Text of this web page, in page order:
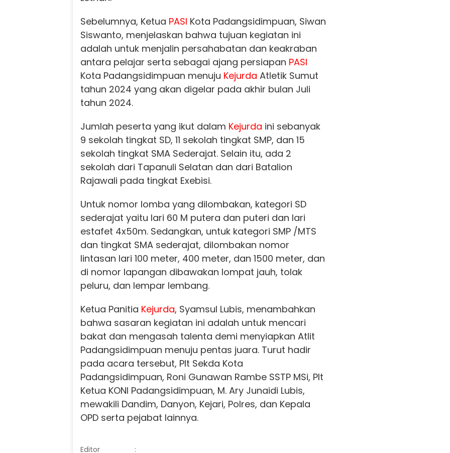
Sebelumnya, Ketua PASI Kota Padangsidimpuan, Siwan
Siswanto, menjelaskan bahwa tujuan kegiatan ini
adalah untuk menjalin persahabatan dan keakraban
antara pelajar serta sebagai ajang persiapan PASI
Kota Padangsidimpuan menuju Kejurda Atletik Sumut
tahun 2024 yang akan digelar pada akhir bulan Juli
tahun 2024.
Jumlah peserta yang ikut dalam Kejurda ini sebanyak
9 sekolah tingkat SD, 11 sekolah tingkat SMP, dan 15
sekolah tingkat SMA Sederajat. Selain itu, ada 2
sekolah dari Tapanuli Selatan dan dari Batalion
Rajawali pada tingkat Exebisi.
Untuk nomor lomba yang dilombakan, kategori SD
sederajat yaitu lari 60 M putera dan puteri dan lari
estafet 4x50m. Sedangkan, untuk kategori SMP /MTS
dan tingkat SMA sederajat, dilombakan nomor
lintasan lari 100 meter, 400 meter, dan 1500 meter, dan
di nomor lapangan dibawakan lompat jauh, tolak
peluru, dan lempar lembang.
Ketua Panitia Kejurda, Syamsul Lubis, menambahkan
bahwa sasaran kegiatan ini adalah untuk mencari
bakat dan mengasah talenta demi menyiapkan Atlit
Padangsidimpuan menuju pentas juara. Turut hadir
pada acara tersebut, Plt Sekda Kota
Padangsidimpuan, Roni Gunawan Rambe SSTP MSi, Plt
Ketua KONI Padangsidimpuan, M. Ary Junaidi Lubis,
mewakili Dandim, Danyon, Kejari, Polres, dan Kepala
OPD serta pejabat lainnya.
Editor :